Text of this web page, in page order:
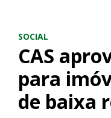
SOCIAL
CAS
para
de baixa